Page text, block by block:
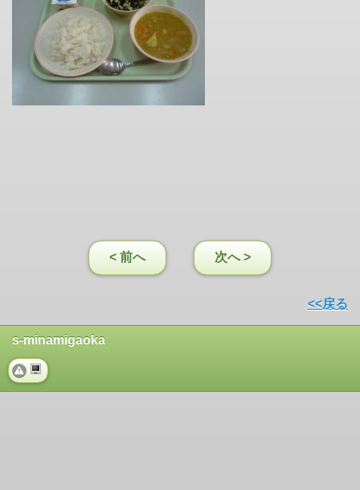
< 前へ 次へ >
<<戻る
s-minamigaoka